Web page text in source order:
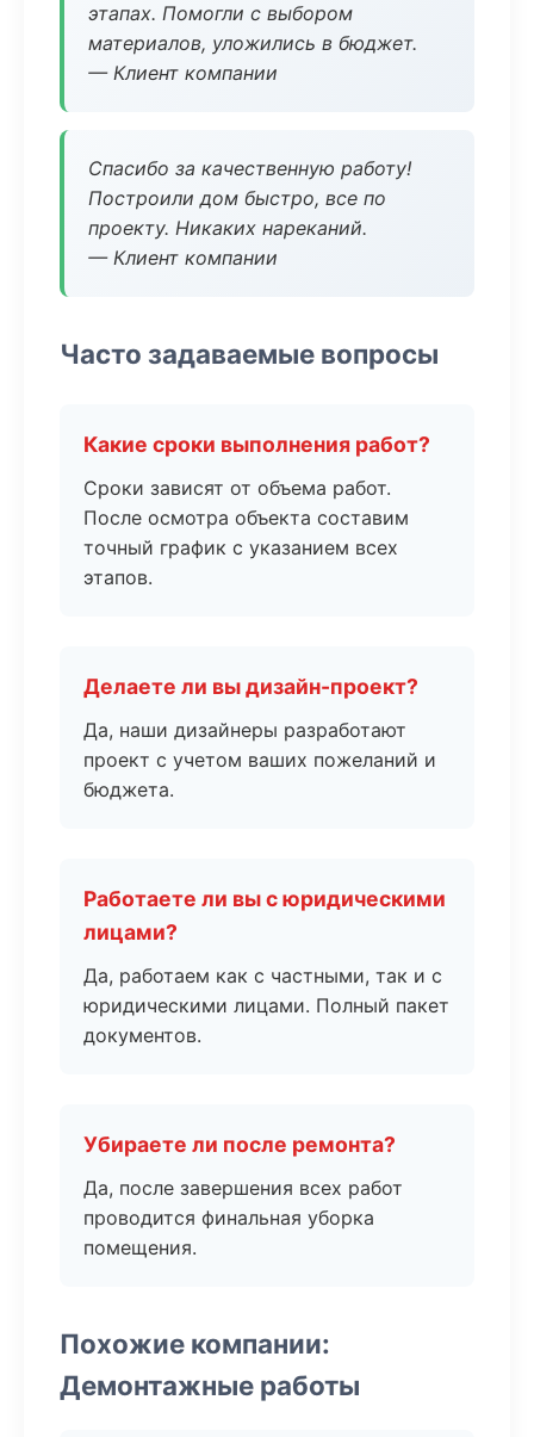
этапах. Помогли с выбором
материалов, уложились в бюджет.
— Клиент компании
Спасибо за качественную работу!
Построили дом быстро, все по
проекту. Никаких нареканий.
— Клиент компании
Часто задаваемые вопросы
Какие сроки выполнения работ?
Сроки зависят от объема работ.
После осмотра объекта составим
точный график с указанием всех
этапов.
Делаете ли вы дизайн-проект?
Да, наши дизайнеры разработают
проект с учетом ваших пожеланий и
бюджета.
Работаете ли вы с юридическими
лицами?
Да, работаем как с частными, так и с
юридическими лицами. Полный пакет
документов.
Убираете ли после ремонта?
Да, после завершения всех работ
проводится финальная уборка
помещения.
Похожие компании:
Демонтажные работы